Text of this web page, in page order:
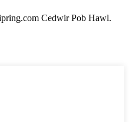
Cedwir Pob Hawl.